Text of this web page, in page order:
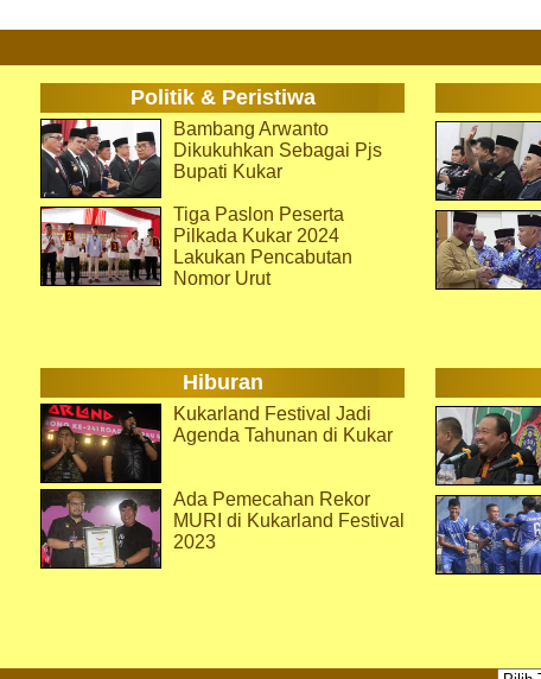
Politik & Peristiwa
Bambang Arwanto
Dikukuhkan Sebagai Pjs
Bupati Kukar
Tiga Paslon Peserta
Pilkada Kukar 2024
Lakukan Pencabutan
Nomor Urut
Hiburan
Kukarland Festival Jadi
Agenda Tahunan di Kukar
Ada Pemecahan Rekor
MURI di Kukarland Festival
2023